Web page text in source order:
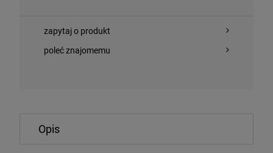
zapytaj o produkt
poleć znajomemu
Opis